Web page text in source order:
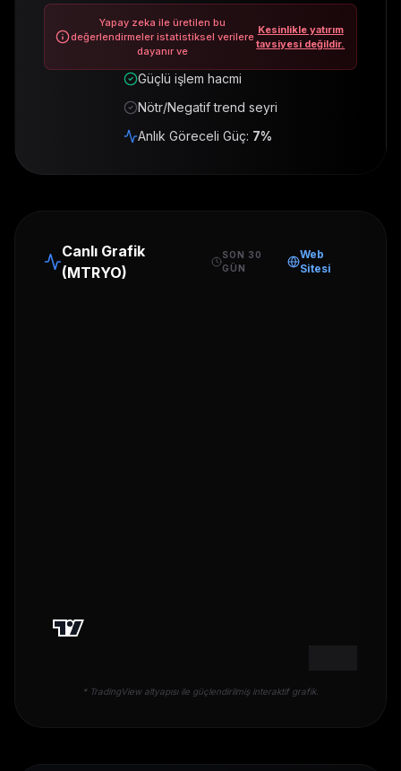
Yapay zeka ile üretilen bu
değerlendirmeler istatistiksel verilere
dayanır ve
Kesinlikle yatırım
tavsiyesi değildir.
Güçlü işlem hacmi
Nötr/Negatif trend seyri
Anlık Göreceli Güç: 7%
Canlı Grafik
(MTRYO)
SON 30
GÜN
Web
Sitesi
* TradingView altyapısı ile güçlendirilmiş interaktif grafik.